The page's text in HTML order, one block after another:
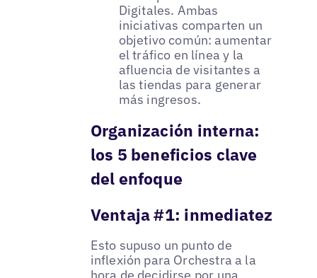
Digitales. Ambas
iniciativas comparten un
objetivo común: aumentar
el tráfico en línea y la
afluencia de visitantes a
las tiendas para generar
más ingresos.
Organización interna:
los 5 beneficios clave
del enfoque
Ventaja #1: inmediatez
Esto supuso un punto de
inflexión para Orchestra a la